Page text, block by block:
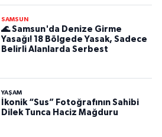
SAMSUN
🌊 Samsun'da Denize Girme
Yasağı! 18 Bölgede Yasak, Sadece
Belirli Alanlarda Serbest
YAŞAM
İkonik “Sus” Fotoğrafının Sahibi
Dilek Tunca Haciz Mağduru